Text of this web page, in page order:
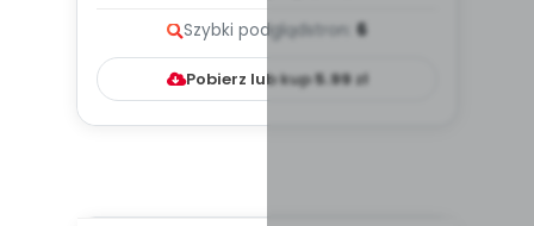
Szybki podgląd stron: 6
Pobierz lub kup5.99zł